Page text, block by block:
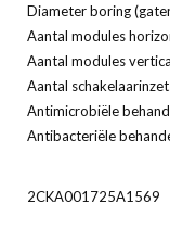
Diameter boring
Aantal modules
Aantal modules
Aantal
Antimicrobiële
Antibacteriële
2CKA001725A1569